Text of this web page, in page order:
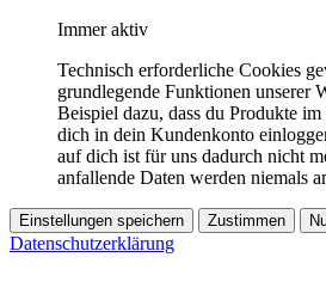
Immer aktiv
Technisch erforderliche Cookies
grundlegende Funktionen unserer
Beispiel dazu, dass du Produkte
dich in dein Kundenkonto
auf dich ist für uns dadurch nicht
anfallende Daten werden niemals
Einstellungen speichern Zustimmen
Datenschutzerklärung